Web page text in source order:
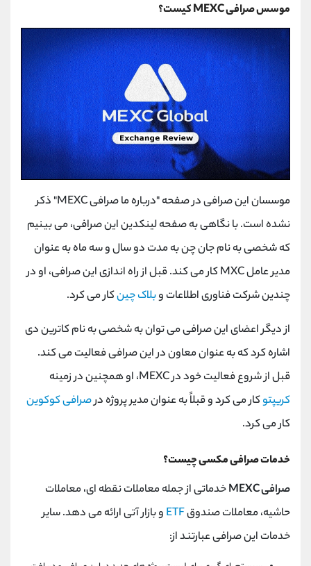
موسس صرافی MEXC کیست؟
موسسان این صرافی در صفحه "درباره ما صرافی MEXC" ذکر
نشده است. با نگاهی به صفحه لینکدین این صرافی، می بینیم
که شخصی به نام جان چن به مدت دو سال و سه ماه به عنوان
مدیر عامل MXC کار می کند. قبل از راه اندازی این صرافی، او در
چندین شرکت فناوری اطلاعات وبلاک چینکار می کرد.
از دیگر اعضای این صرافی می توان به شخصی به نام کاترین دی
اشاره کرد که به عنوان معاون در این صرافی فعالیت می کند.
قبل از شروع فعالیت خود در MEXC، او همچنین در زمینه
کریپتوکار می کرد و قبلاً به عنوان مدیر پروژه درصرافی کوکوین
کار می کرد.
خدمات صرافی مکسی چیست؟
صرافی MEXC
خدماتی از جمله معاملات نقطه ای، معاملات
حاشیه، معاملات صندوقETF و بازار آتی ارائه می دهد. سایر
خدمات این صرافی عبارتند از: